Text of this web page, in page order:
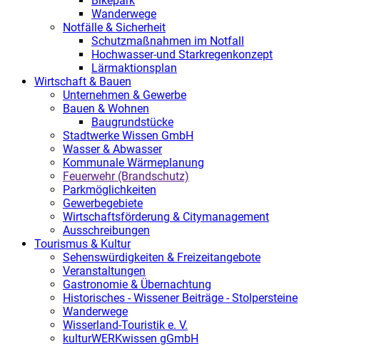
Wanderwege
Notfälle & Sicherheit
Schutzmaßnahmen im Notfall
Hochwasser-und Starkregenkonzept
Lärmaktionsplan
Wirtschaft & Bauen
Unternehmen & Gewerbe
Bauen & Wohnen
Baugrundstücke
Stadtwerke Wissen GmbH
Wasser & Abwasser
Kommunale Wärmeplanung
Feuerwehr (Brandschutz)
Parkmöglichkeiten
Gewerbegebiete
Wirtschaftsförderung & Citymanagement
Ausschreibungen
Tourismus & Kultur
Sehenswürdigkeiten & Freizeitangebote
Veranstaltungen
Gastronomie & Übernachtung
Historisches - Wissener Beiträge - Stolpersteine
Wanderwege
Wisserland-Touristik e. V.
kulturWERKwissen gGmbH